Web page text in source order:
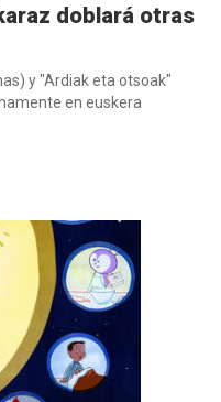
doblará otras
y "Ardiak eta otsoak"
en euskera